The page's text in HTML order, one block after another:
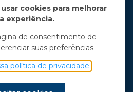
Notícias
Opinião
cookies para melhorar
experiência.
de consentimento de
suas preferências.
política de privacidade.